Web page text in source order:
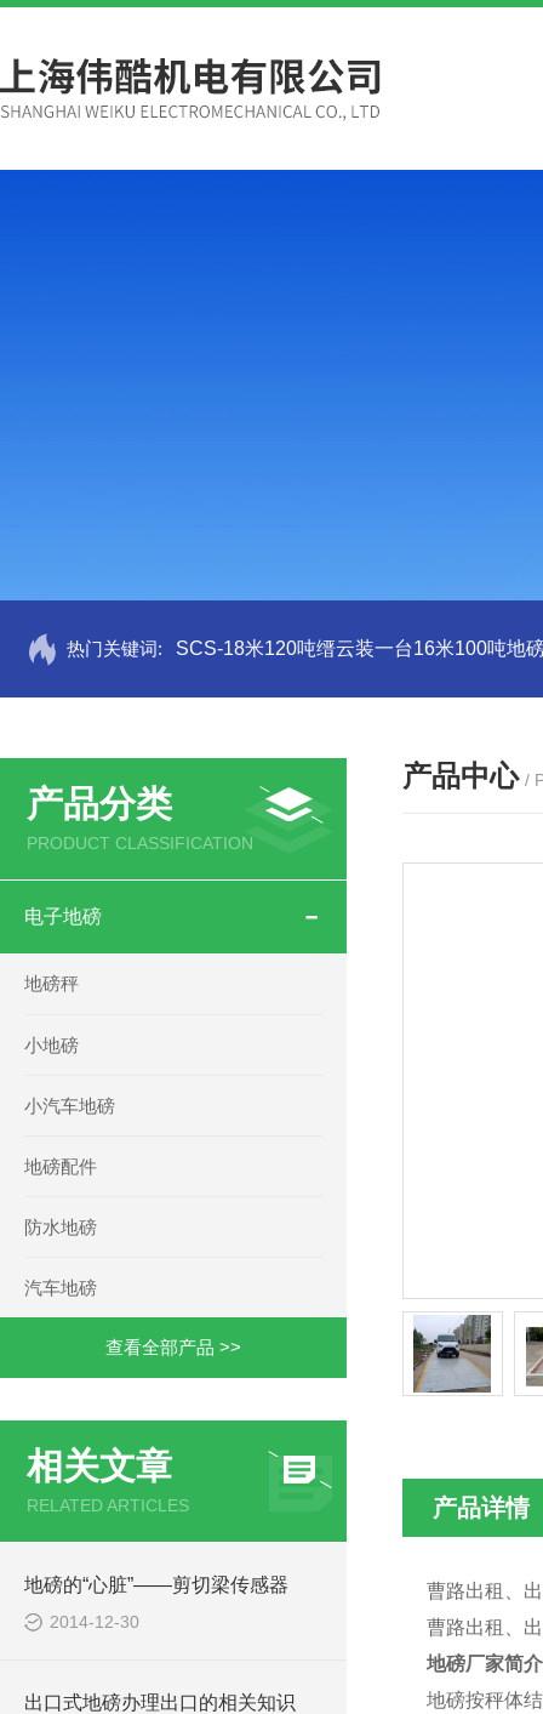
热门关键词: SCS-18米120吨缙云装一台16米100吨地
产品分类
PRODUCT CLASSIFICATION
电子地磅
地磅秤
小地磅
小汽车地磅
地磅配件
防水地磅
汽车地磅
查看全部产品 >>
相关文章
RELATED ARTICLES
地磅的“心脏”——剪切梁传感器
2014-12-30
出口式地磅办理出口的相关知识
产品中心 /
产品详情
曹路出租、
曹路出租、
地磅厂家简
地磅按秤体